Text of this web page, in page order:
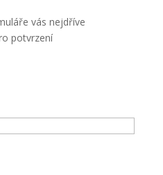
vás nejdříve
potvrzení